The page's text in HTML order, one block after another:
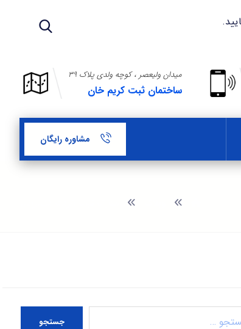
میدان ولیعصر ، کوچه ولدی پلاک ۳۹
ساختمان ثبت کریم خان
مشاوره رایگان
جستجو